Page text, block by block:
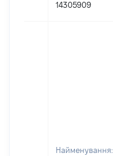
14305909
Найменування: